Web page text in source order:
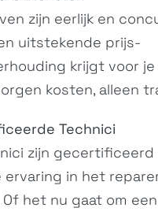
N/A
zijn eerlijk en
uitstekende prijs-
krijgt voor je
kosten, alleen
Technici
zijn gecertificeerd
ervaring in het
het nu gaat om